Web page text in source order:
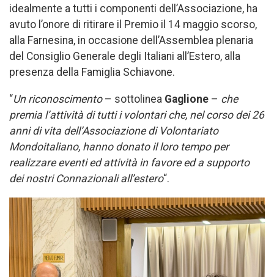
idealmente a tutti i componenti dell’Associazione, ha
avuto l’onore di ritirare il Premio il 14 maggio scorso,
alla Farnesina, in occasione dell’Assemblea plenaria
del Consiglio Generale degli Italiani all’Estero, alla
presenza della Famiglia Schiavone.
“Un riconoscimento– sottolinea Gaglione – che
premia l’attività di tutti i volontari che, nel corso dei 26
anni di vita dell’Associazione di Volontariato
Mondoitaliano, hanno donato il loro tempo per
realizzare eventi ed attività in favore ed a supporto
dei nostri Connazionali all’estero“.